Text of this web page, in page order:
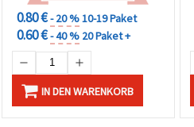
0.80 €- 20 %10-19 Paket
0.60 €- 40 % 20 Paket +
IN DEN WARENKORB